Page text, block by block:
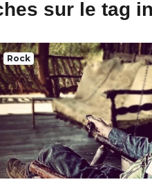
sur le tag
Rock